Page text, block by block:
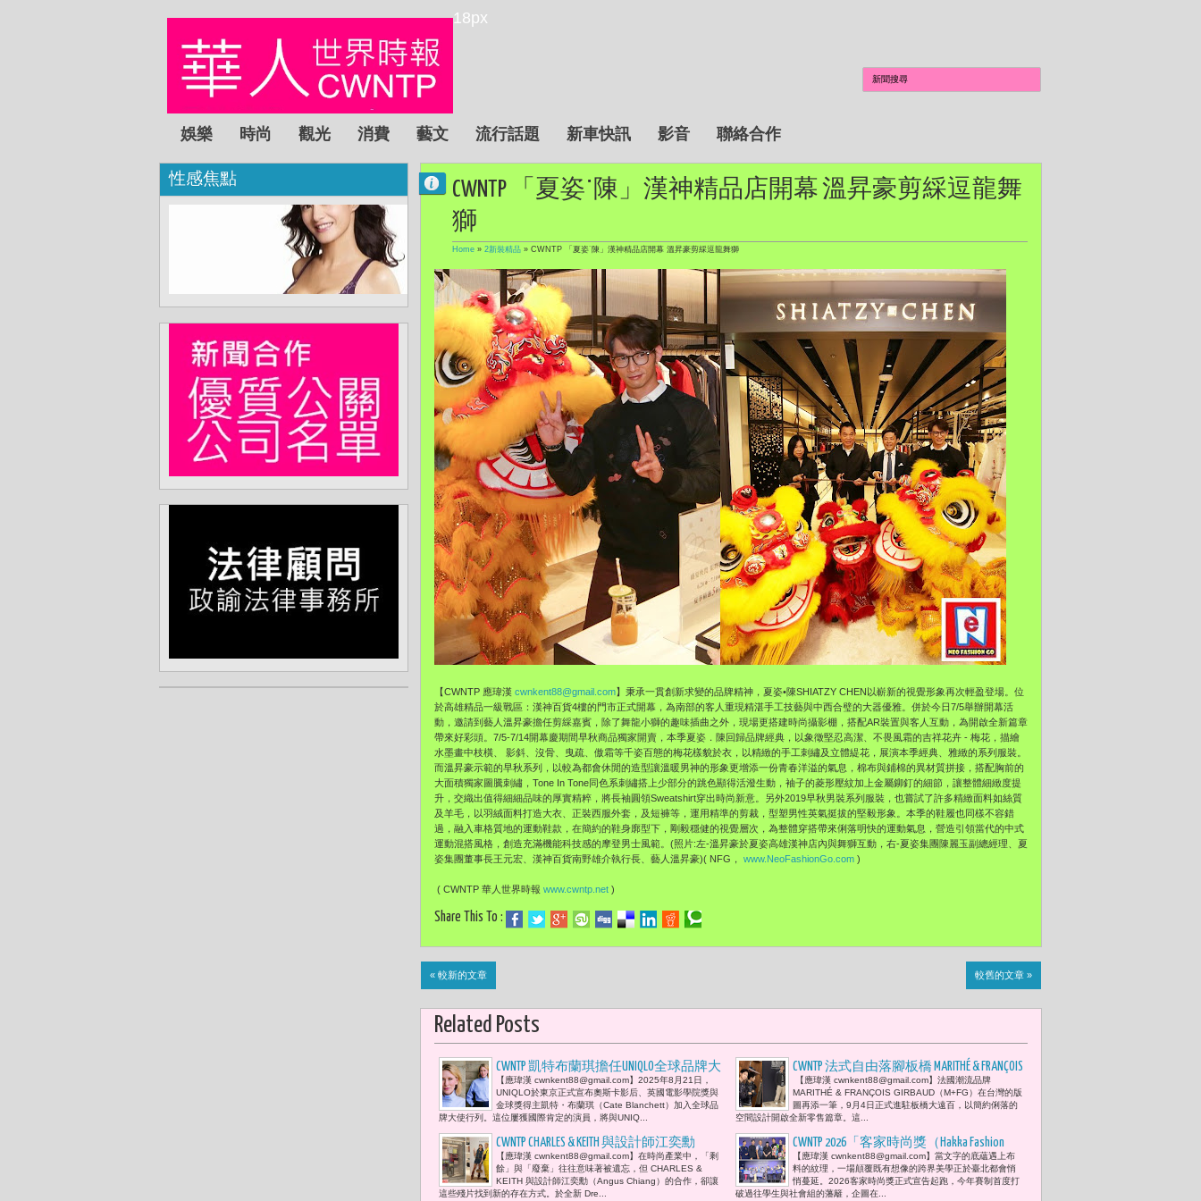
18px
娛樂 時尚 觀光 消費 藝文 流行話題 新車快訊 影音 聯絡合作
CWNTP 「夏姿˙陳」漢神精品店開幕 溫昇豪剪綵逗龍舞
獅
Home » 2新裝精品 » CWNTP 「夏姿˙陳」漢神精品店開幕 溫昇豪剪綵逗龍舞獅
【CWNTP 應瑋漢 cwnkent88@gmail.com】秉承一貫創新求變的品牌精神，夏姿•陳SHIATZY CHEN以嶄新的視覺形象再次輕盈登場。位
於高雄精品一級戰區：漢神百貨4樓的門市正式開幕，為南部的客人重現精湛手工技藝與中西合璧的大器優雅。併於今日7/5舉辦開幕活
動，邀請到藝人溫昇豪擔任剪綵嘉賓，除了舞龍小獅的趣味插曲之外，現場更搭建時尚攝影棚，搭配AR裝置與客人互動，為開啟全新篇章
帶來好彩頭。7/5-7/14開幕慶期間早秋商品獨家開賣，本季夏姿．陳回歸品牌經典，以象徵堅忍高潔、不畏風霜的吉祥花卉 - 梅花，描繪
水墨畫中枝橫、 影斜、沒骨、曳疏、傲霜等千姿百態的梅花樣貌於衣，以精緻的手工刺繡及立體緹花，展演本季經典、雅緻的系列服裝。
而溫昇豪示範的早秋系列，以較為都會休閒的造型讓溫暖男神的形象更增添一份青春洋溢的氣息，棉布與鋪棉的異材質拼接，搭配胸前的
大面積獨家圖騰刺繡，Tone In Tone同色系刺繡搭上少部分的跳色顯得活潑生動，袖子的菱形壓紋加上金屬鉚釘的細節，讓整體細緻度提
升，交織出值得細細品味的厚實精粹，將長袖圓領Sweatshirt穿出時尚新意。另外2019早秋男裝系列服裝，也嘗試了許多精緻面料如絲質
及羊毛，以羽絨面料打造大衣、正裝西服外套，及短褲等，運用精準的剪裁，型塑男性英氣挺拔的堅毅形象。本季的鞋履也同樣不容錯
過，融入車格質地的運動鞋款，在簡約的鞋身廓型下，剛毅穩健的視覺層次，為整體穿搭帶來俐落明快的運動氣息，營造引領當代的中式
運動混搭風格，創造充滿機能科技感的摩登男士風範。(照片:左-溫昇豪於夏姿高雄漢神店內與舞獅互動，右-夏姿集團陳麗玉副總經理、夏
姿集團董事長王元宏、漢神百貨南野雄介執行長、藝人溫昇豪)( NFG， www.NeoFashionGo.com )
( CWNTP 華人世界時報 www.cwntp.net )
Share This To :
« 較新的文章 較舊的文章 »
Related Posts
CWNTP 凱特布蘭琪擔任UNIQLO全球品牌大
使 LifeWear理念攜手藝術與公益共創影響
力
【應瑋漢 cwnkent88@gmail.com】2025年8月21日，
UNIQLO於東京正式宣布奧斯卡影后、英國電影學院獎與
金球獎得主凱特・布蘭琪（Cate Blanchett）加入全球品
牌大使行列。這位屢獲國際肯定的演員，將與UNIQ...
CWNTP 法式自由落腳板橋 MARITHÉ & FRANÇOIS
GIRBAUD（M+FG）新店揭幕 彭千祐率性演
繹早秋時尚
【應瑋漢 cwnkent88@gmail.com】法國潮流品牌
MARITHÉ & FRANÇOIS GIRBAUD（M+FG）在台灣的版
圖再添一筆，9月4日正式進駐板橋大遠百，以簡約俐落的
空間設計開啟全新零售篇章。這...
CWNTP CHARLES & KEITH 與設計師江奕勳
（Angus Chiang）合作《CYCLE in COLOR 色料
回聲 音樂人9m88感受當餘料成為藝術的
【應瑋漢 cwnkent88@gmail.com】在時尚產業中，「剩
餘」與「廢棄」往往意味著被遺忘，但 CHARLES &
KEITH 與設計師江奕勳（Angus Chiang）的合作，卻讓
這些殘片找到新的存在方式。於全新 Dre...
CWNTP 2026「客家時尚獎（Hakka Fashion
Awards）」正式啟動 總獎金破百萬設計
師潘怡良領軍林芯儀與温昇豪共襄盛舉
【應瑋漢 cwnkent88@gmail.com】​當文字的底蘊遇上布
料的紋理，一場顛覆既有想像的跨界美學正於臺北都會悄
悄蔓延。2026客家時尚獎正式宣告起跑，今年賽制首度打
破過往學生與社會組的藩籬，企圖在...
性感焦點